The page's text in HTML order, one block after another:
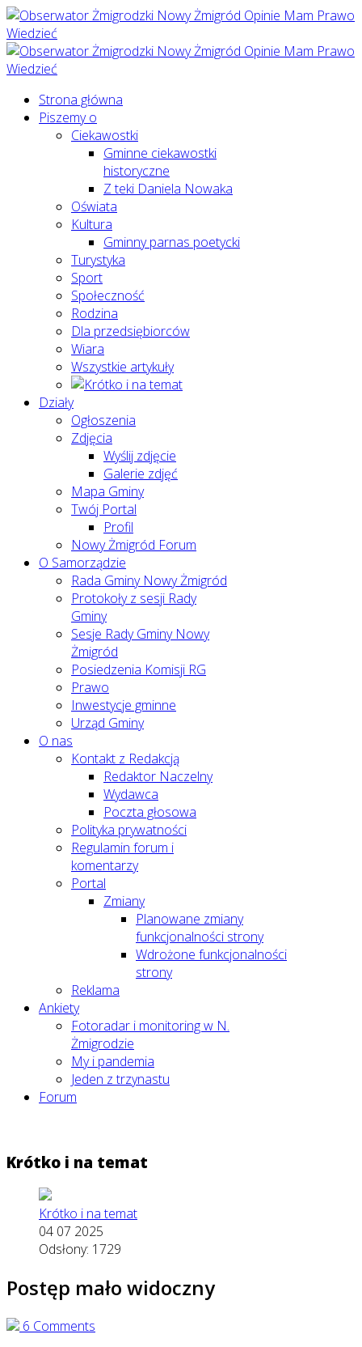
Strona główna
Piszemy o
Ciekawostki
Gminne ciekawostki
historyczne
Z teki Daniela Nowaka
Oświata
Kultura
Gminny parnas poetycki
Turystyka
Sport
Społeczność
Rodzina
Dla przedsiębiorców
Wiara
Wszystkie artykuły
Działy
Ogłoszenia
Zdjęcia
Wyślij zdjęcie
Galerie zdjęć
Mapa Gminy
Twój Portal
Profil
Nowy Żmigród Forum
O Samorządzie
Rada Gminy Nowy Żmigród
Protokoły z sesji Rady
Gminy
Sesje Rady Gminy Nowy
Żmigród
Posiedzenia Komisji RG
Prawo
Inwestycje gminne
Urząd Gminy
O nas
Kontakt z Redakcją
Redaktor Naczelny
Wydawca
Poczta głosowa
Polityka prywatności
Regulamin forum i
komentarzy
Portal
Zmiany
Planowane zmiany
funkcjonalności strony
Wdrożone funkcjonalności
strony
Reklama
Ankiety
Fotoradar i monitoring w N.
Żmigrodzie
My i pandemia
Jeden z trzynastu
Forum
Krótko i na temat
Krótko i na temat
04 07 2025
Odsłony: 1729
Postęp mało widoczny
6 Comments